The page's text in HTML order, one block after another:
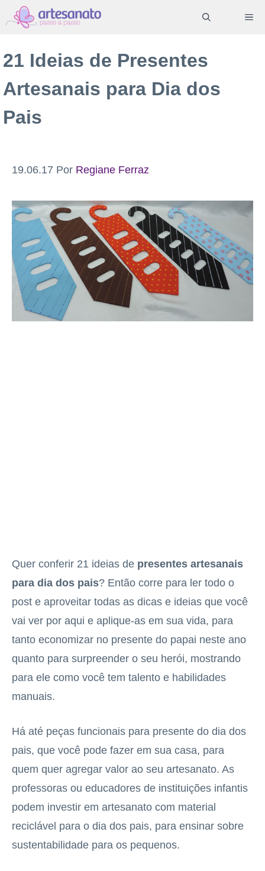
Pular
para
conteúdo
21 Ideias de Presentes
Artesanais para Dia dos
Pais
19.06.17 Por Regiane Ferraz
Quer conferir 21 ideias de presentes artesanais
para dia dos pais? Então corre para ler todo o
post e aproveitar todas as dicas e ideias que você
vai ver por aqui e aplique-as em sua vida, para
tanto economizar no presente do papai neste ano
quanto para surpreender o seu herói, mostrando
para ele como você tem talento e habilidades
manuais.
Há até peças funcionais para presente do dia dos
pais, que você pode fazer em sua casa, para
quem quer agregar valor ao seu artesanato. As
professoras ou educadores de instituições infantis
podem investir em artesanato com material
reciclável para o dia dos pais, para ensinar sobre
sustentabilidade para os pequenos.